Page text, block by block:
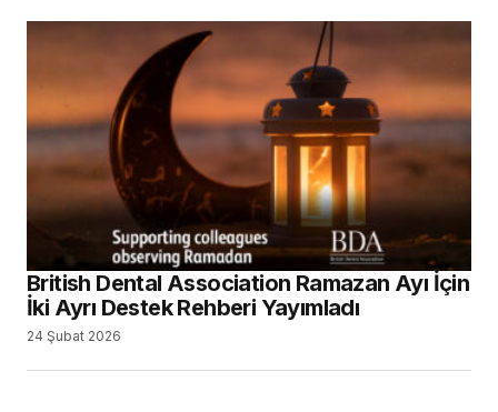
British Dental Association Ramazan Ayı İçin
İki Ayrı Destek Rehberi Yayımladı
24 Şubat 2026